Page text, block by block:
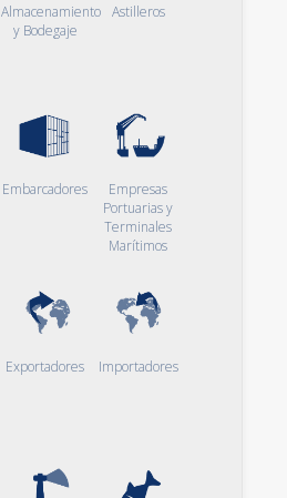
Almacenamiento
y Bodegaje
Astilleros
Embarcadores
Empresas
Portuarias y
Terminales
Marítimos
Exportadores Importadores